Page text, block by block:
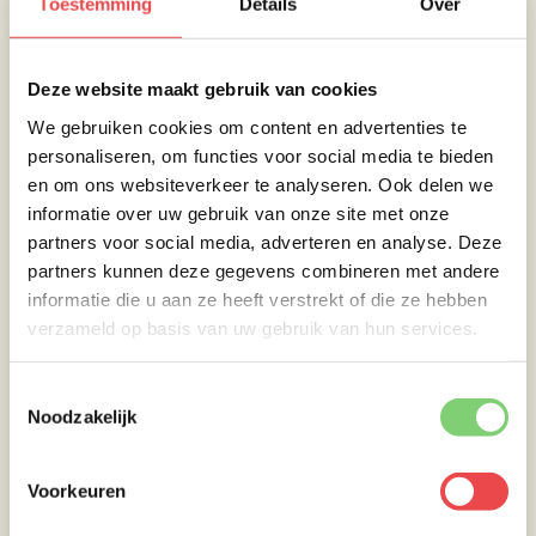
Deze website maakt gebruik van cookies
We gebruiken cookies om content en advertenties te
personaliseren, om functies voor social media te bieden
en om ons websiteverkeer te analyseren. Ook delen we
informatie over uw gebruik van onze site met onze
partners voor social media, adverteren en analyse. Deze
partners kunnen deze gegevens combineren met andere
informatie die u aan ze heeft verstrekt of die ze hebben
verzameld op basis van uw gebruik van hun services.
Noodzakelijk
Voorkeuren
bijvoorbeeld met een gratin torentje.